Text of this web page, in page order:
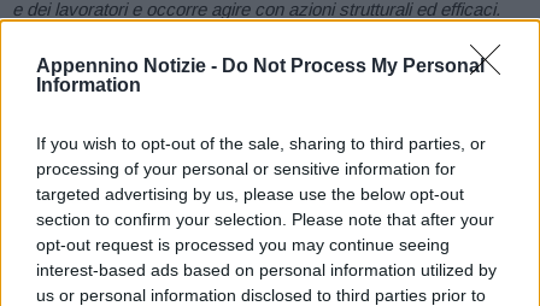
Appennino Notizie - Do Not Process My Personal
Information
If you wish to opt-out of the sale, sharing to third parties, or
processing of your personal or sensitive information for
targeted advertising by us, please use the below opt-out
section to confirm your selection. Please note that after your
opt-out request is processed you may continue seeing
interest-based ads based on personal information utilized by
us or personal information disclosed to third parties prior to
e dei lavoratori e occorre agire con azioni strutturali ed efficaci.
Per questo il tavolo di oggi assume un valore fondamentale,
perché nel solco dell’ordinanza regionale possiamo agire per
ridefinizione degli orari di lavoro fino all’adeguamento degli edifici
scolastici, per assicurare a studenti, personale docente e Ata
condizioni di vivibilità e sostenibilità. Ringraziamo il presidente
della Provincia di Modena Fabio Braglia e tutti i soggetti coinvolti,
perché solo con azioni sinergiche si possono raggiungere i
risultati auspicati e necessari».